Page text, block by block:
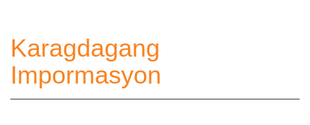
Karagdagang
Impormasyon